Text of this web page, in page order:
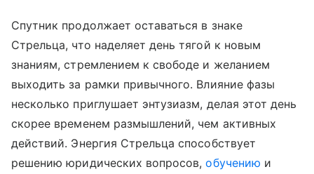
Спутник продолжает оставаться в знаке
Стрельца, что наделяет день тягой к новым
знаниям, стремлением к свободе и желанием
выходить за рамки привычного. Влияние фазы
несколько приглушает энтузиазм, делая этот день
скорее временем размышлений, чем активных
действий. Энергия Стрельца способствует
решению юридических вопросов,обучению и